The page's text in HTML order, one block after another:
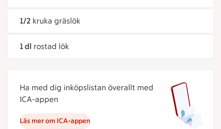
1/2 kruka gräslök
1 dl rostad lök
Ha med dig inköpslistan överallt med
ICA-appen
Läs mer om ICA-appen